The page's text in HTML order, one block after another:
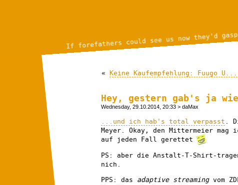
If forefathers could see us now they'd
« Keine Kaufempfehlung: Fuugo U...
Hey, gestern gab's ja
Wednesday, 29.10.2014, 20:33 > daMax
...und ich hab's total verpasst .
Meyer. Okay, den Mittermeier
auf jeden Fall gerettet
PS: aber die Anstalt-T-Shirt-
nich.
PPS: das adaptive streamingvom